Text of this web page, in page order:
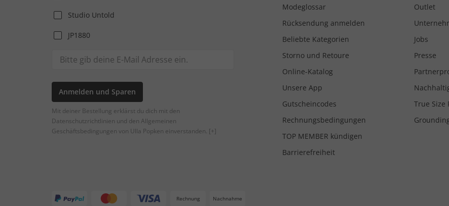
Studio Untold
JP1880
Anmelden und Sparen
Mit deiner Bestellung erklärst du dich mit den
Datenschutzrichtlinien und den Allgemeinen
Geschäftsbedingungen von Ulla Popken einverstanden. [+]
Modeglossar
Rücksendung anmelden
Beliebte Kategorien
Storno und Retoure
Online-Katalog
Unsere App
Gutscheincodes
Rechnungsbedingungen
TOP MEMBER kündigen
Barrierefreiheit
Outlet
Jobs
Presse
True Size
Rechnung Nachnahme